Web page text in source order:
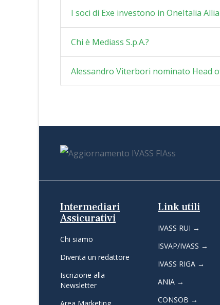
I soci di Exe investono in OneItalia
Chi è Mediass S.p.A.?
Alessandro Viterbori nominato Head
Intermediari
Assicurativi
Chi siamo
Diventa un redattore
Iscrizione alla
Newsletter
Link utili
IVASS RUI →
ISVAP/IVASS →
IVASS RIGA →
ANIA →
CONSOB →